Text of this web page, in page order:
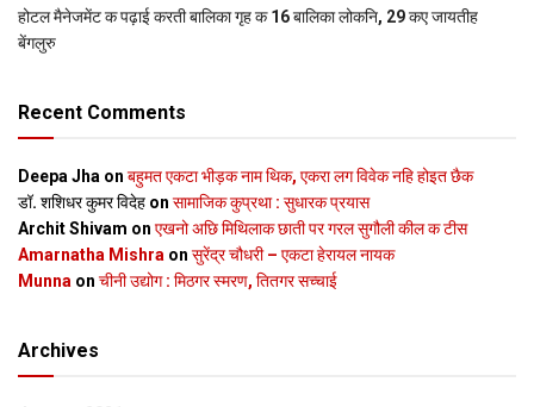
होटल मैनेजमेंट क पढ़ाई करती बालिका गृह क 16 बालिका लोकनि, 29 कए जायतीह
बेंगलुरु
Recent Comments
Deepa Jha on बहुमत एकटा भीड़क नाम थिक, एकरा लग विवेक नहि होइत छैक
डॉ. शशिधर कुमर विदेह on सामाजिक कुप्रथा : सुधारक प्रयास
Archit Shivam on एखनो अछि मिथिलाक छाती पर गरल सुगौली कील क टीस
Amarnatha Mishra on सुरेंद्र चौधरी – एकटा हेरायल नायक
Munna on चीनी उद्योग : मिठगर स्‍मरण, तितगर सच्‍चाई
Archives